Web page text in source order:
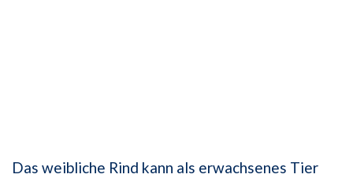
Das weibliche Rind kann als erwachsenes Tier